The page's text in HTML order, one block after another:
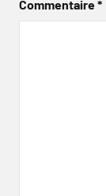
Commentaire*